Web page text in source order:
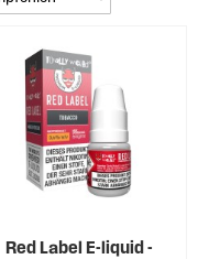
Red Label E-liquid -